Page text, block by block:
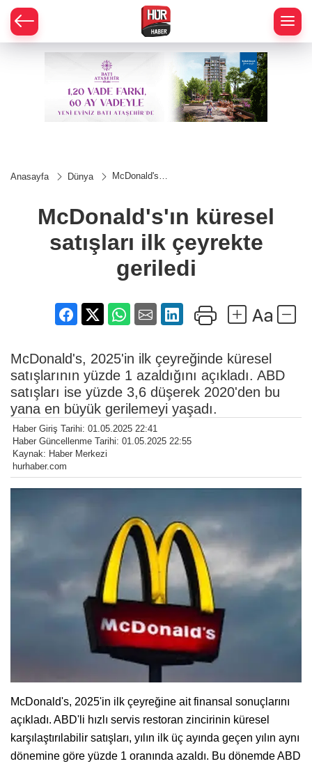
Anasayfa Dünya
McDonald's'ın
çeyrekte
geriledi
McDonald's'ın küresel
satışları ilk çeyrekte
geriledi
McDonald's, 2025'in ilk çeyreğinde küresel
satışlarının yüzde 1 azaldığını açıkladı. ABD
satışları ise yüzde 3,6 düşerek 2020'den bu
yana en büyük gerilemeyi yaşadı.
Haber Giriş Tarihi: 01.05.2025 22:41
Haber Güncellenme Tarihi: 01.05.2025 22:55
Kaynak: Haber Merkezi
hurhaber.com
McDonald's, 2025'in ilk çeyreğine ait finansal sonuçlarını
açıkladı. ABD'li hızlı servis restoran zincirinin küresel
karşılaştırılabilir satışları, yılın ilk üç ayında geçen yılın aynı
dönemine göre yüzde 1 oranında azaldı. Bu dönemde ABD